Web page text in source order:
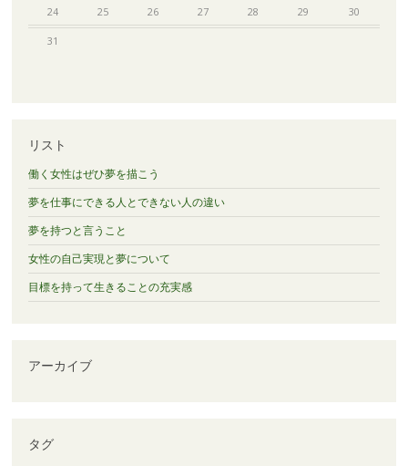
24 25 26 27 28 29 30
31
リスト
働く女性はぜひ夢を描こう
夢を仕事にできる人とできない人の違い
夢を持つと言うこと
女性の自己実現と夢について
目標を持って生きることの充実感
アーカイブ
タグ